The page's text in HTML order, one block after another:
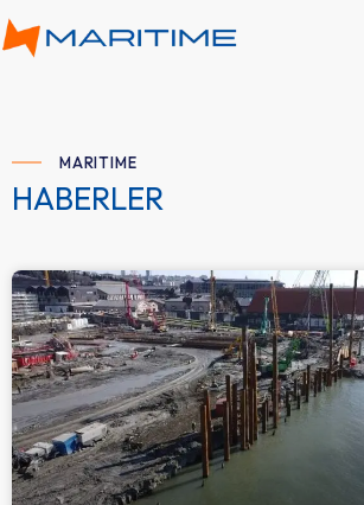
MARITIME
HABERLER